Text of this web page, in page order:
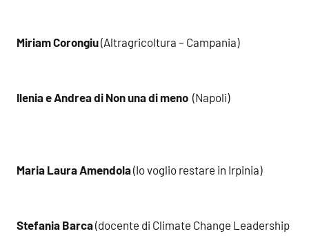
Miriam Corongiu(Altragricoltura – Campania)
Ilenia e Andrea di Non una di meno (Napoli)
Maria Laura Amendola(Io voglio restare in Irpinia)
Stefania Barca(docente di Climate Change Leadership